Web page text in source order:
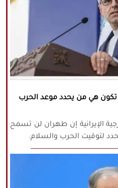
|
|
موضوع عنهي من يحدد موعد الحرب
الإيرانية إن طهران لن تسمح
لتوقيت الحرب والسلام.